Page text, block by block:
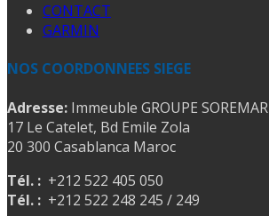
CONTACT
GARMIN
NOS COORDONNEES SIEGE
Adresse: Immeuble GROUPE SOREMAR
17 Le Catelet, Bd Emile Zola
20 300 Casablanca Maroc
Tél. : +212 522 405 050
Tél. : +212 522 248 245 / 249